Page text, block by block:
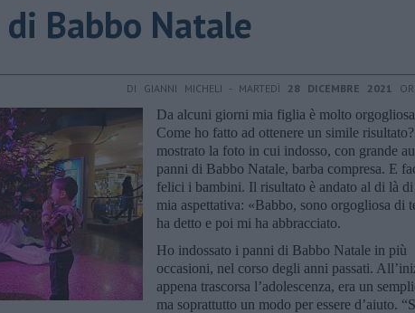
Babbo Natale
DI GIANNI MICHELI - MARTEDÌ 28 DICEMBRE 2021
Da alcuni giorni mia figlia è molto
Come ho fatto ad ottenere un simile
mostrato la foto in cui indosso, con grande
panni di Babbo Natale, barba compresa. E
felici i bambini. Il risultato è andato al di là
mia aspettativa: «Babbo, sono orgogliosa di
ha detto e poi mi ha abbracciato.
Ho indossato i panni di Babbo Natale in più
occasioni, nel corso degli anni passati.
appena trascorsa l’adolescenza, era un
ma soprattutto un modo per essere d’aiuto.